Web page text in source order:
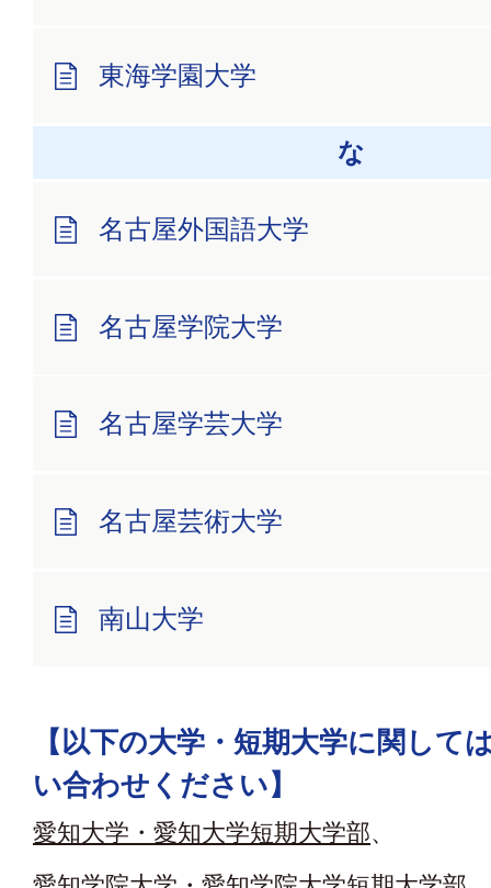
東海学園大学
な
名古屋外国語大学
名古屋学院大学
名古屋学芸大学
名古屋芸術大学
南山大学
【以下の大学・短期大学に関して
い合わせください】
愛知大学・愛知大学短期大学部、